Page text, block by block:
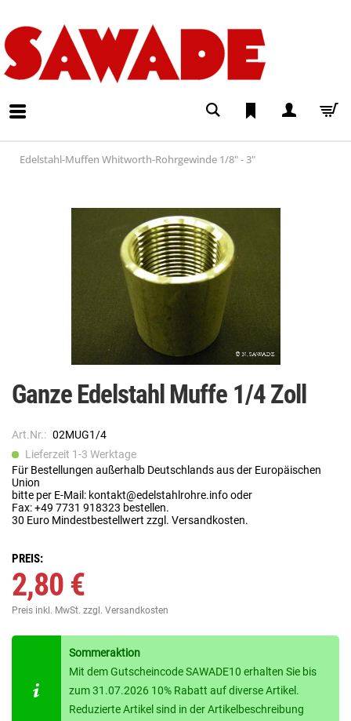
Edelstahl-Muffen Whitworth-Rohrgewinde 1/8" - 3"
Ganze Edelstahl Muffe 1/4 Zoll
Art.Nr.: 02MUG1/4
Lieferzeit 1-3 Werktage
Für Bestellungen außerhalb Deutschlands aus der Europäischen
Union
bitte per E-Mail: kontakt@edelstahlrohre.info oder
Fax: +49 7731 918323 bestellen.
30 Euro Mindestbestellwert zzgl. Versandkosten.
PREIS:
2,80 €
Preis inkl. MwSt. zzgl. Versandkosten
Sommeraktion
Mit dem Gutscheincode SAWADE10 erhalten Sie bis
zum 31.07.2026 10% Rabatt auf diverse Artikel.
Reduzierte Artikel sind in der Artikelbeschreibung